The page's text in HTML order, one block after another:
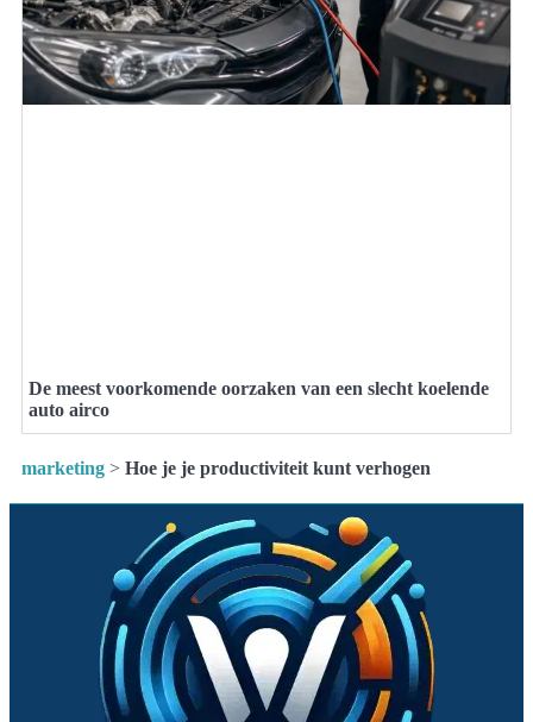
De meest voorkomende oorzaken van een slecht koelende
auto airco
marketing > Hoe je je productiviteit kunt verhogen